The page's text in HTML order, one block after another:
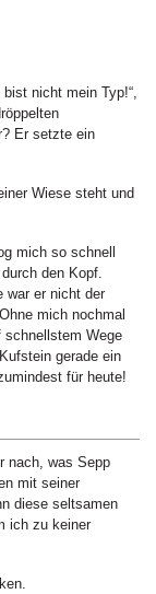
nicht mein Typ!“,
Er setzte ein
Wiese steht und
mich so schnell
den Kopf.
war er nicht der
mich nochmal
schnellstem Wege
gerade ein
für heute!
nach, was Sepp
mit seiner
diese seltsamen
ich zu keiner